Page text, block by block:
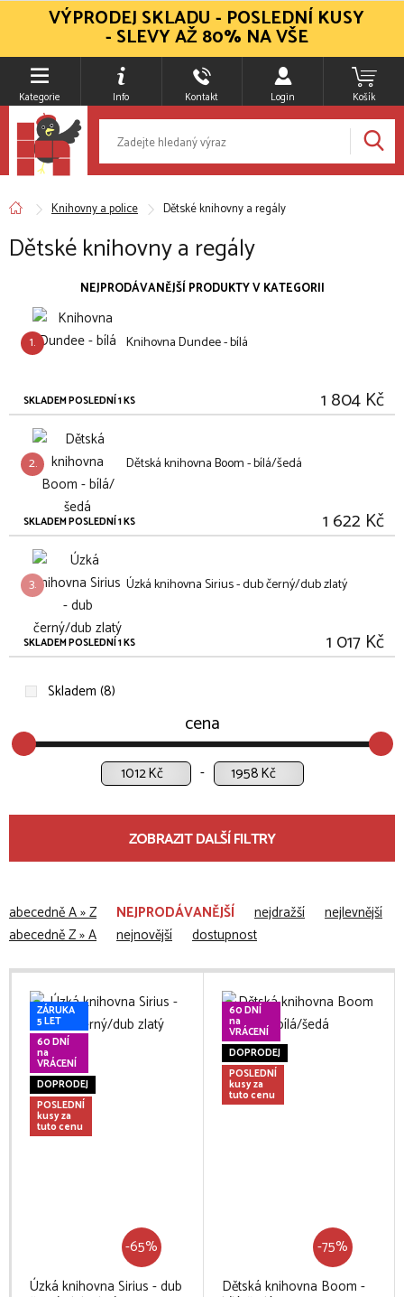
Kategorie Info Kontakt Login Košík
Knihovny a police Dětské knihovny a regály
Dětské knihovny a regály
NEJPRODÁVANĚJŠÍ PRODUKTY V KATEGORII
1. Knihovna Dundee - bílá
SKLADEM POSLEDNÍ 1 KS 1 804 Kč
2. Dětská knihovna Boom - bílá/šedá
SKLADEM POSLEDNÍ 1 KS 1 622 Kč
3. Úzká knihovna Sirius - dub černý/dub zlatý
SKLADEM POSLEDNÍ 1 KS 1 017 Kč
Skladem (8)
cena
Kč Kč
ZOBRAZIT DALŠÍ FILTRY
abecedně A » Z NEJPRODÁVANĚJŠÍ nejdražší
nejlevnější
abecedně Z » A
nejnovější dostupnost
ZÁRUKA
5 LET
60 DNÍ
na
VRÁCENÍ
DOPRODEJ
POSLEDNÍ
kusy za
tuto cenu
-65%
Úzká knihovna Sirius - dub
60 DNÍ
na
VRÁCENÍ
DOPRODEJ
POSLEDNÍ
kusy za
tuto cenu
-75%
Dětská knihovna Boom -
VÝPRODEJ SKLADU - POSLEDNÍ KUSY
- SLEVY AŽ 80% NA VŠE